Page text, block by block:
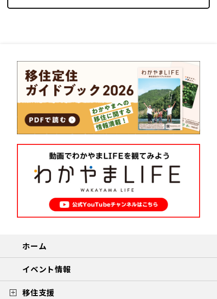
ホーム
イベント情報
移住支援